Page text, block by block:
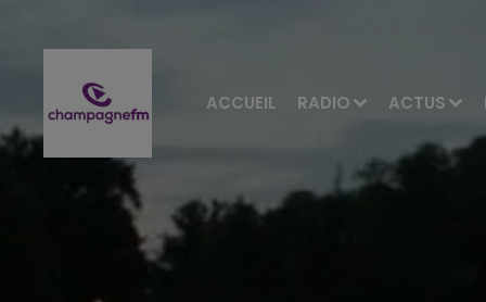
ACCUEIL RADIO ACTUS